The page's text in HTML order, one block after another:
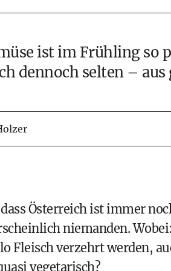
ist im Frühling so
dennoch selten –
Österreich ist immer
niemanden.
Fleisch verzehrt werden,
vegetarisch?